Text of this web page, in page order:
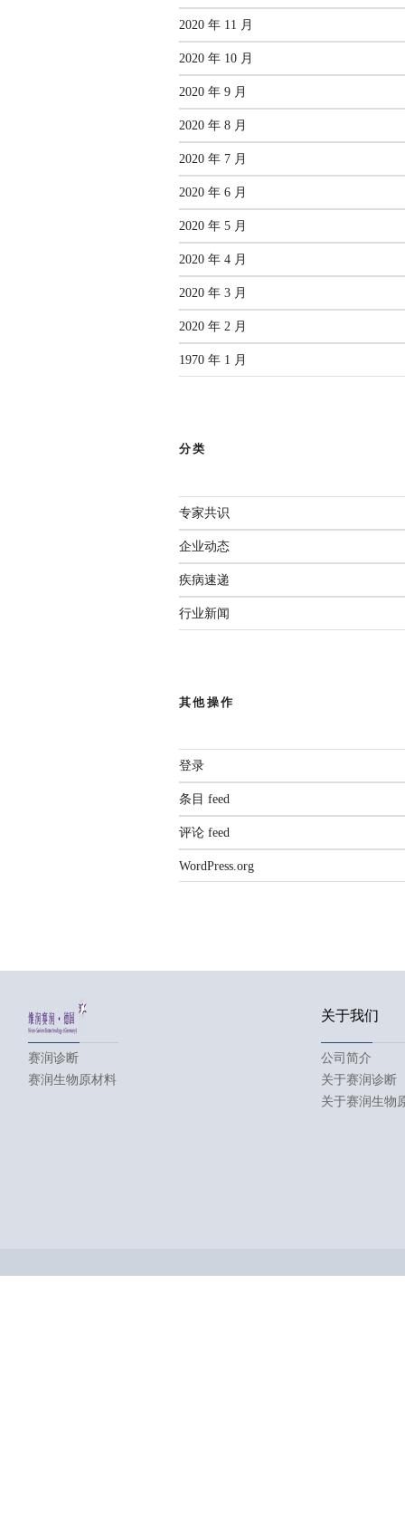
2020 年 11 月
2020 年 10 月
2020 年 9 月
2020 年 8 月
2020 年 7 月
2020 年 6 月
2020 年 5 月
2020 年 4 月
2020 年 3 月
2020 年 2 月
1970 年 1 月
分类
专家共识
企业动态
疾病速递
行业新闻
其他操作
登录
条目 feed
评论 feed
WordPress.org
赛润诊断
赛润生物原材料
关于我们
公司简介
关于赛润诊断
关于赛润生物